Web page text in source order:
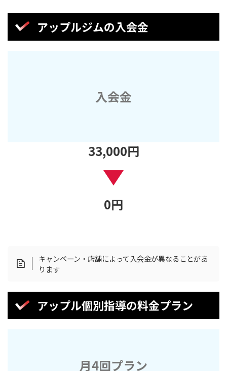
アップルジムの入会金
入会金
33,000円
0円
キャンペーン・店舗によって入会金が異なることがあ
ります
アップル個別指導の料金プラン
月4回プラン